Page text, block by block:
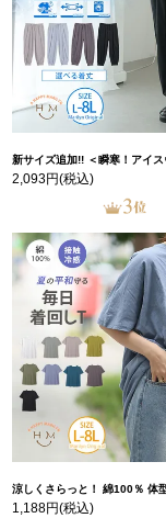
新サイズ追加!! ＜瞬寒！アイスヴェールシリーズ＞ 美脚 ジョガーパンツ 【ウェストゴム】 【ストレッチ】 |
2,093円(税込)
涼しくさらっと！ 綿100％ 体型カバーもお洒落も叶える 風合いコットン ゆるシルエット ドルマン |
1,188円(税込)